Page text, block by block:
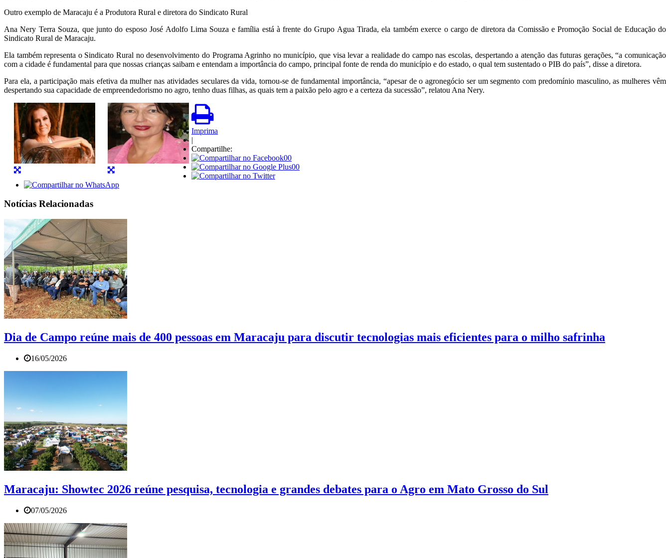
Outro exemplo de Maracaju é a Produtora Rural e diretora do Sindicato Rural
Ana Nery Terra Souza, que junto do esposo José Adolfo Lima Souza e família está à frente do Grupo Agua Tirada, ela também exerce o cargo de diretora da Comissão e Promoção Social de Educação do
Sindicato Rural de Maracaju.
Ela também representa o Sindicato Rural no desenvolvimento do Programa Agrinho no município, que visa levar a realidade do campo nas escolas, despertando a atenção das futuras gerações, “a comunicação
com a cidade é fundamental para que nossas crianças saibam e entendam a importância do campo, principal fonte de renda do município e do estado, o qual tem sustentado o PIB do país”, disse a diretora.
Para ela, a participação mais efetiva da mulher nas atividades seculares da vida, tornou-se de fundamental importância, “apesar de o agronegócio ser um segmento com predomínio masculino, as mulheres vêm
despertando sua capacidade de empreendedorismo no agro, tenho duas filhas, as quais tem a paixão pelo agro e a certeza da sucessão”, relatou Ana Nery.
Imprima
|
Compartilhe:
00
00
Notícias Relacionadas
Dia de Campo reúne mais de 400 pessoas em Maracaju para discutir tecnologias mais eficientes para o milho safrinha
16/05/2026
Maracaju: Showtec 2026 reúne pesquisa, tecnologia e grandes debates para o Agro em Mato Grosso do Sul
07/05/2026